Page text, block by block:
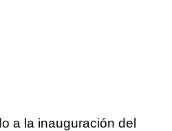
a la inauguración del